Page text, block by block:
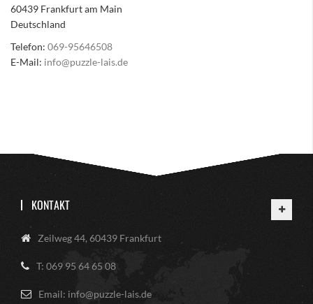
60439 Frankfurt am Main
Deutschland
Telefon: 069-95646508
E-Mail: info@puzzle-lais.de
KONTAKT
Zeilweg 44, 60439 Frankfurt
T: 069 95 64 65 08
Email: info@puzzle-lais.de